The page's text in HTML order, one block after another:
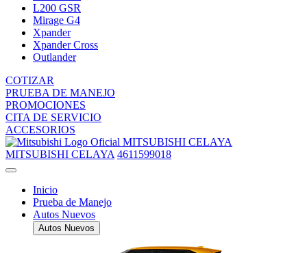
L200 GSR
Mirage G4
Xpander
Xpander Cross
Outlander
COTIZAR
PRUEBA DE MANEJO
PROMOCIONES
CITA DE SERVICIO
ACCESORIOS
MITSUBISHI CELAYA
MITSUBISHI CELAYA 4611599018
Inicio
Prueba de Manejo
Autos Nuevos
Autos Nuevos